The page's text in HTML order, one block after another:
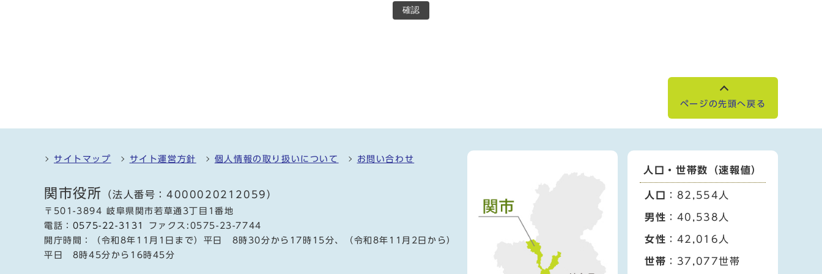
確認
ページの先頭へ戻る
サイトマップ サイト運営方針 個人情報の取り扱いについて お問い合わせ
関市役所 （法人番号：4000020212059）
〒501-3894 岐阜県関市若草通3丁目1番地
電話： 0575-22-3131
ファクス:0575-23-7744
開庁時間：（令和8年11月1日まで）平日 8時30分から17時15分、（令和8年11月2日から）
平日 8時45分から16時45分
人口・世帯数（速報値）
人口 ：82,554人
男性 ：40,538人
女性 ：42,016人
世帯 ：37,077世帯